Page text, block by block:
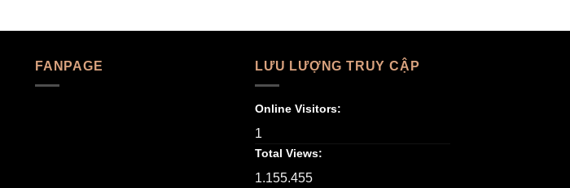
FANPAGE LƯU LƯỢNG TRUY CẬP
Online Visitors:
1
Total Views:
1.155.455